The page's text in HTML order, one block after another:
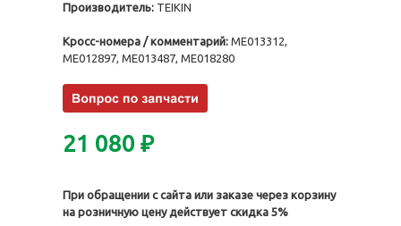
Производитель: TEIKIN
Кросс-номера / комментарий: ME013312,
ME012897, ME013487, ME018280
21 080 ₽
При обращении с сайта или заказе через корзину
на розничную цену действует скидка 5%